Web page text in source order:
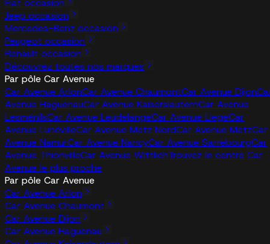
Fiat occasion
Jeep occasion
Mercedes-Benz occasion
Peugeot occasion
Renault occasion
Découvrez toutes nos marques
Par pôle Car Avenue
Car Avenue ArlonCar Avenue ChaumontCar Avenue Dijon
Avenue HaguenauCar Avenue KaiserslauternCar Avenue
LesménilsCar Avenue LeudelangeCar Avenue LiegeCar
Avenue LunévilleCar Avenue Metz NordCar Avenue MetzCar
Avenue NamurCar Avenue NancyCar Avenue SarrebourgCar
Avenue ThionvilleCar Avenue WittlichTrouvez le centre Car
Avenue le plus proche
Par pôle Car Avenue
Car Avenue Arlon
Car Avenue Chaumont
Car Avenue Dijon
Car Avenue Haguenau